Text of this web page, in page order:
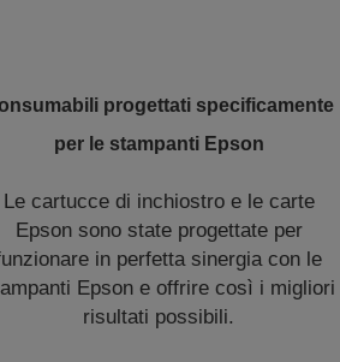
progettati specificamente
per le stampanti Epson
Le cartucce di inchiostro e le carte
Epson sono state progettate per
in perfetta sinergia con le
Epson e offrire così i migliori
risultati possibili.